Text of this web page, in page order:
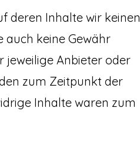
deren Inhalte wir keinen
auch keine Gewähr
jeweilige Anbieter oder
zum Zeitpunkt der
Inhalte waren zum